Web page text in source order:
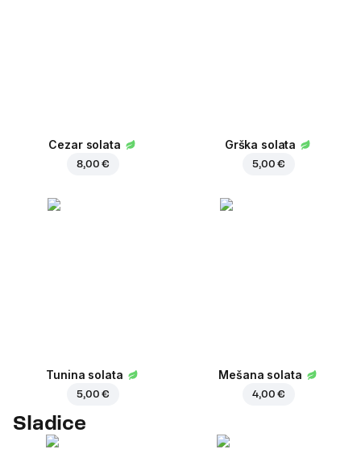
Cezar solata
8,00 €
Grška solata
5,00 €
Tunina solata
5,00 €
Mešana solata
4,00 €
Sladice